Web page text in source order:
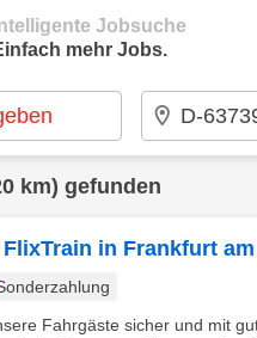
Jobsuche
mehr Jobs.
km) gefunden
in Frankfurt am
Fahrgäste sicher und mit